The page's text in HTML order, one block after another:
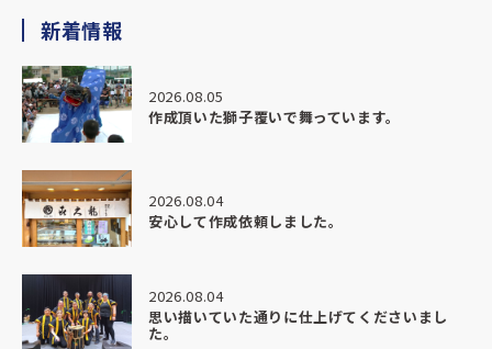
2026.04.28
うございました。
納期がかなりタイトな中でのご相談にも関わらず、
最初から最後までとても丁寧にご対応いただき、安心してお
任せすることができました。
こちらの想いや背景までしっかり汲み取ってくださり、
ただ「作る」だけではなく、意味のある形に仕上げていただ
完成した部旗は想像以上の仕上がりで、
色味や迫力、質感すべてにおいて本当に素晴らしく、
新着情報
2026.08.05
作成頂いた獅子覆いで舞っています。
2026.08.04
安心して作成依頼しました。
2026.08.04
思い描いていた通りに仕上げてくださいまし
た。